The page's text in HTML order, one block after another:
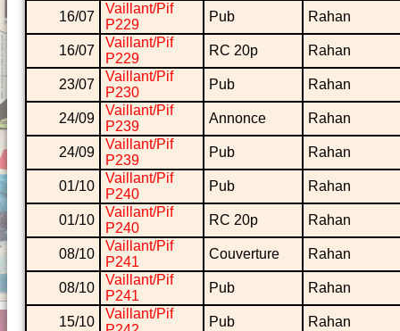
16/07
Vaillant/Pif
P229
Pub Rahan
16/07
Vaillant/Pif
P229
RC 20p Rahan
23/07
Vaillant/Pif
P230
Pub Rahan
24/09
Vaillant/Pif
P239
Annonce Rahan
24/09
Vaillant/Pif
P239
Pub Rahan
01/10
Vaillant/Pif
P240
Pub Rahan
01/10
Vaillant/Pif
P240
RC 20p Rahan
08/10
Vaillant/Pif
P241
Couverture Rahan
08/10
Vaillant/Pif
P241
Pub Rahan
15/10
Vaillant/Pif
Pub Rahan